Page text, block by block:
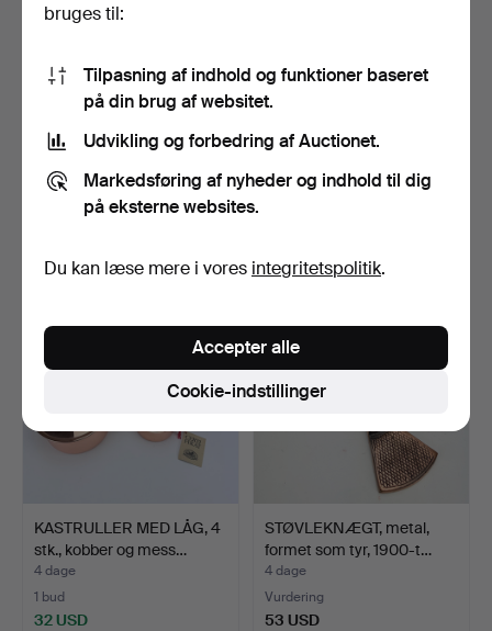
1800-tallet.
1930-tallet.
KASTRULLER MED LÅG, 4
stk., kobber og mess…
4 dage
1 bud
32 USD
STØVLEKNÆGT, metal,
formet som tyr, 1900-t…
4 dage
Vurdering
53 USD
bruges til:
Tilpasning af indhold og funktioner baseret
på din brug af websitet.
Udvikling og forbedring af Auctionet.
Markedsføring af nyheder og indhold til dig
på eksterne websites.
Du kan læse mere i vores integritetspolitik.
Cookie-indstillinger
Accepter alle